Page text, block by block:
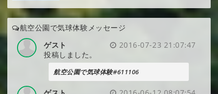
航空公園で気球体験メッセージ
2016-07-23 21:07:47
ゲスト
投稿しました。
航空公園で気球体験#611106